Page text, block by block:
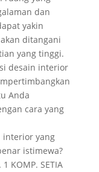
dan
yakin
ditangani
yang tinggi.
desain interior
Anda
cara yang
interior yang
istimewa?
KOMP. SETIA